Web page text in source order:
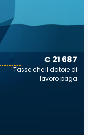
€ 21 687
Tasse che il datore di
lavoro paga